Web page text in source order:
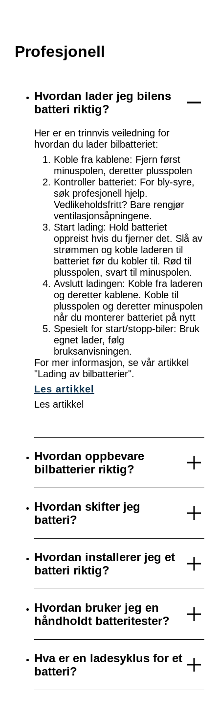
Profesjonell
Hvordan lader jeg bilens
batteri riktig?
Her er en trinnvis veiledning for
hvordan du lader bilbatteriet:
Koble fra kablene: Fjern først
minuspolen, deretter plusspolen
Kontroller batteriet: For bly-syre,
søk profesjonell hjelp.
Vedlikeholdsfritt? Bare rengjør
ventilasjonsåpningene.
Start lading: Hold batteriet
oppreist hvis du fjerner det. Slå av
strømmen og koble laderen til
batteriet før du kobler til. Rød til
plusspolen, svart til minuspolen.
Avslutt ladingen: Koble fra laderen
og deretter kablene. Koble til
plusspolen og deretter minuspolen
når du monterer batteriet på nytt
Spesielt for start/stopp-biler: Bruk
egnet lader, følg
bruksanvisningen.
For mer informasjon, se vår artikkel
"Lading av bilbatterier".
Les artikkel
Les artikkel
Hvordan oppbevare
bilbatterier riktig?
Hvordan skifter jeg
batteri?
Hvordan installerer jeg et
batteri riktig?
Hvordan bruker jeg en
håndholdt batteritester?
Hva er en ladesyklus for et
batteri?